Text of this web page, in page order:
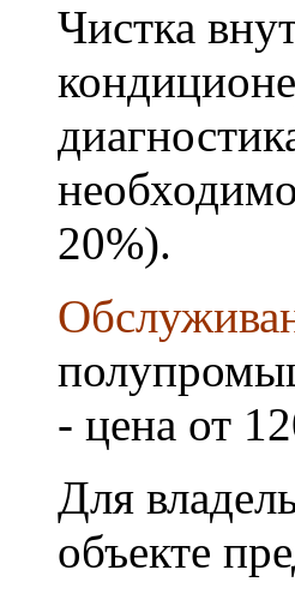
Чистка
20%).
- цена от
Для
объекте